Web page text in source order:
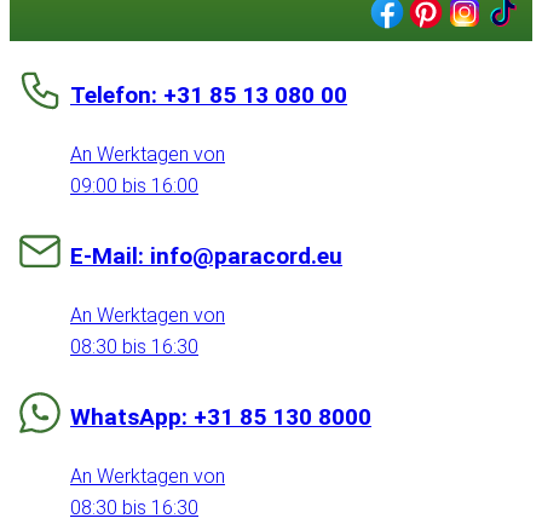
Telefon: +31 85 13 080 00
An Werktagen von
09:00 bis 16:00
E-Mail: info@paracord.eu
An Werktagen von
08:30 bis 16:30
WhatsApp: +31 85 130 8000
An Werktagen von
08:30 bis 16:30